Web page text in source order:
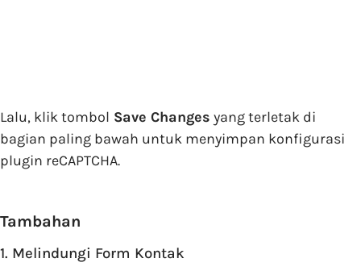
Lalu, klik tombol Save Changes yang terletak di
bagian paling bawah untuk menyimpan konfigurasi
plugin reCAPTCHA.
Tambahan
1. Melindungi Form Kontak